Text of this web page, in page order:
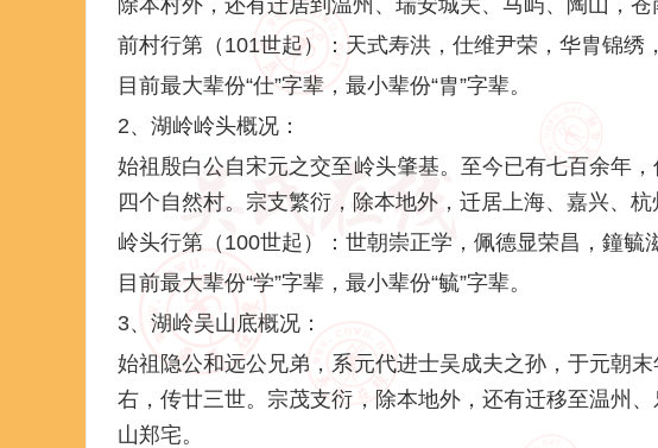
除本村外，还有迁居到温州、瑞安城关、马屿、陶山，苍
前村行第（101世起）：天式寿洪，仕维尹荣，华胄锦绣
目前最大辈份“仕”字辈，最小辈份“胄”字辈。
2、湖岭岭头概况：
始祖殷白公自宋元之交至岭头肇基。至今已有七百余年
四个自然村。宗支繁衍，除本地外，迁居上海、嘉兴、
岭头行第（100世起）：世朝崇正学，佩德显荣昌，鐘毓
目前最大辈份“学”字辈，最小辈份“毓”字辈。
3、湖岭吴山底概况：
始祖隐公和远公兄弟，系元代进士吴成夫之孙，于元朝
右，传廿三世。宗茂支衍，除本地外，还有迁移至温州
山郑宅。